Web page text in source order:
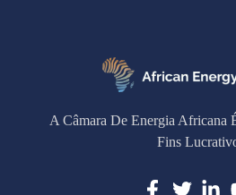
A Câmara De Energia Africana
Fins